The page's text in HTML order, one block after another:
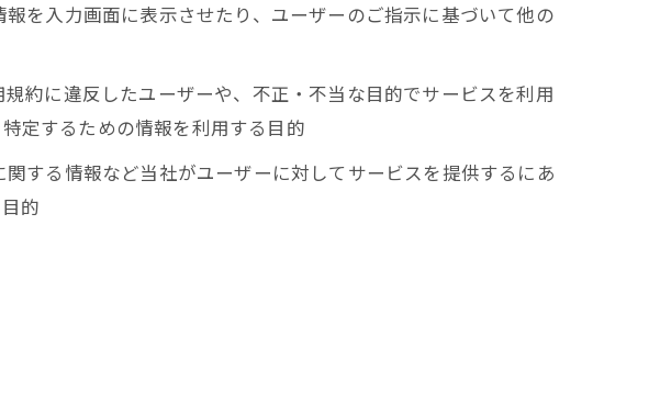
を入力画面に表示させたり、ユーザーのご指示に基づいて他の
約に違反したユーザーや、不正・不当な目的でサービスを利用
定するための情報を利用する目的
する情報など当社がユーザーに対してサービスを提供するにあ
的